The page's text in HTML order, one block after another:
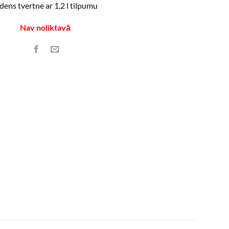
tvertne ar 1,2 l tilpumu
Nav noliktavā